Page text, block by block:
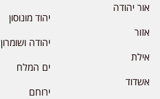
אור יהודה
אזור
אילת
אשדוד
יהוד מונוסון
יהודה ושומרון
ים המלח
ירוחם